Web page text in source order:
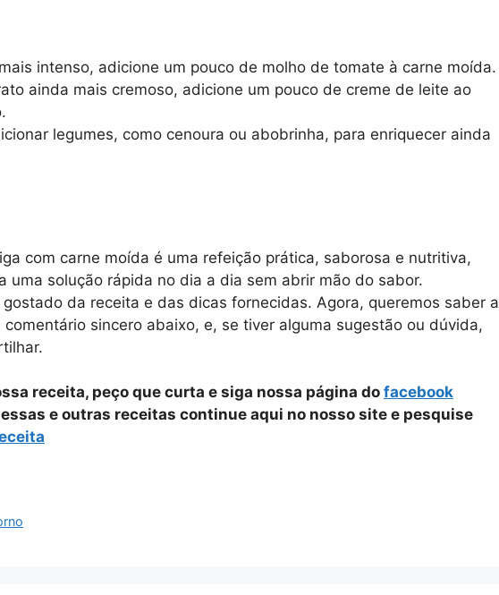
intenso, adicione um pouco de molho de tomate à carne moída.
ainda mais cremoso, adicione um pouco de creme de leite ao
legumes, como cenoura ou abobrinha, para enriquecer ainda
com carne moída é uma refeição prática, saborosa e nutritiva,
uma solução rápida no dia a dia sem abrir mão do sabor.
da receita e das dicas fornecidas. Agora, queremos saber a
comentário sincero abaixo, e, se tiver alguma sugestão ou dúvida,
receita, peço que curta e siga nossa página do facebook
essas e outras receitas continue aqui no nosso site e pesquise